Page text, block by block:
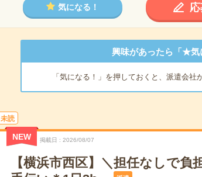
気になる！
興味があったら「★気
「気になる！」を押しておくと、派遣会社
未読
NEW 掲載日 2026/08/07
【横浜市西区】＼担任なしで負